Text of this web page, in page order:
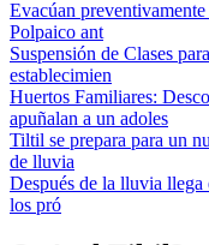
Evacúan
Polpaico ant
Suspensión de Clases
establecimien
Huertos Familiares:
apuñalan a un adoles
Tiltil se prepara para un
de lluvia
Después de la lluvia
los pró